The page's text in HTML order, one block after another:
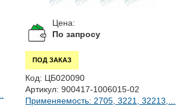
Цена:
По запросу
ПОД ЗАКАЗ
Код: ЦБ020090
Артикул: 900417-1006015-02
Применяемость: 2705, 3221, 32213,...